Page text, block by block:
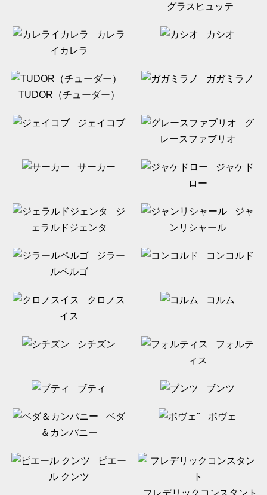
グラスヒュッテ
カレラ
イカレラ
カシオ
TUDOR（チューダー）
ガガミラノ
ジェイコブ
グ
レースファブリオ
サーカー
ジャケド
ロー
ジ
ェラルドジェンタ
ジャ
ンリシャール
ジラー
ルペルゴ
コンコルド
クロノス
イス
コルム
シチズン
フォルテ
ィス
ブティ ブンツ
ベダ
＆カンパニー
ボヴェ
ピエー
ル クンツ
フレデリックコンスタント